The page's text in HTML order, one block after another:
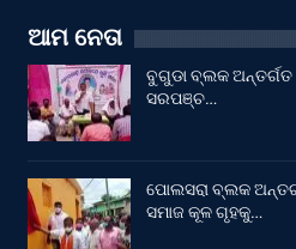
ଆମ ନେତା
ବୁଗୁଡା ବ୍ଲକ ଅନ୍ତର୍ଗତ
ସରପଞ୍ଚ…
ପୋଲସରା ବ୍ଲକ
ସମାଜ କୂଳ ଗୃହକୁ…